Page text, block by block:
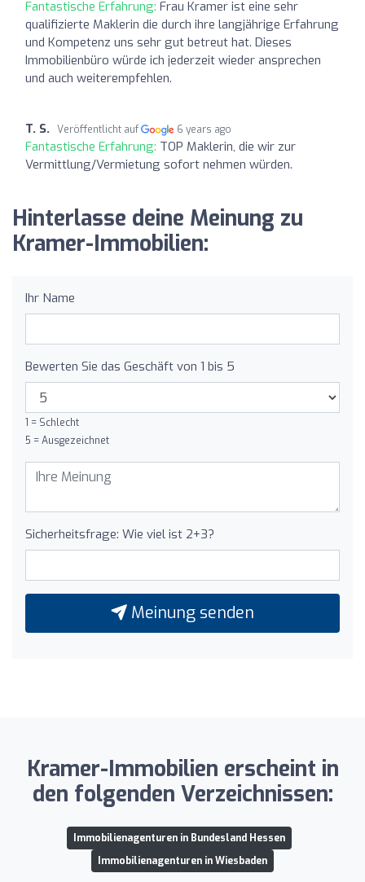
Fantastische Erfahrung: Frau Kramer ist eine sehr
qualifizierte Maklerin die durch ihre langjährige Erfahrung
und Kompetenz uns sehr gut betreut hat. Dieses
Immobilienbüro würde ich jederzeit wieder ansprechen
und auch weiterempfehlen.
T. S. Veröffentlicht auf 6 years ago
Fantastische Erfahrung: TOP Maklerin, die wir zur
Vermittlung/Vermietung sofort nehmen würden.
Hinterlasse deine Meinung zu
Kramer-Immobilien:
Ihr Name
Bewerten Sie das Geschäft von 1 bis 5
1 = Schlecht
5 = Ausgezeichnet
Sicherheitsfrage: Wie viel ist 2+3?
Meinung senden
Kramer-Immobilien erscheint in
den folgenden Verzeichnissen:
Immobilienagenturen in Bundesland Hessen
Immobilienagenturen in Wiesbaden